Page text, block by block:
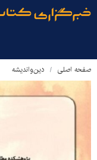
صفحه اصلی دین‌واندیشه